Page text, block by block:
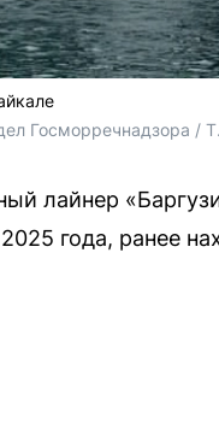
Госморречнадзора /
лайнер
года, ранее